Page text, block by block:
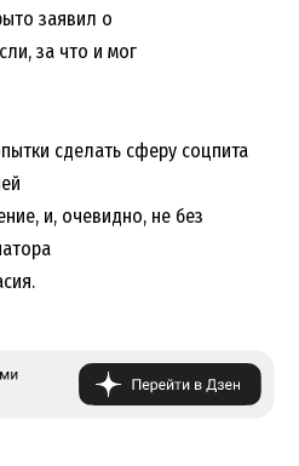
заявил о
за что и мог
сделать сферу соцпита
и, очевидно, не без